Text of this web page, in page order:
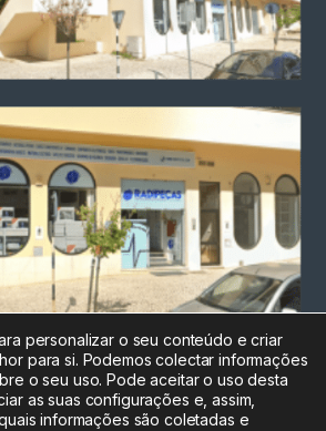
para a rede fixa
nacional
212
personalizar o seu conteúdo e criar
para si. Podemos colectar informações
o seu uso. Pode aceitar o uso desta
as suas configurações e, assim,
informações são coletadas e